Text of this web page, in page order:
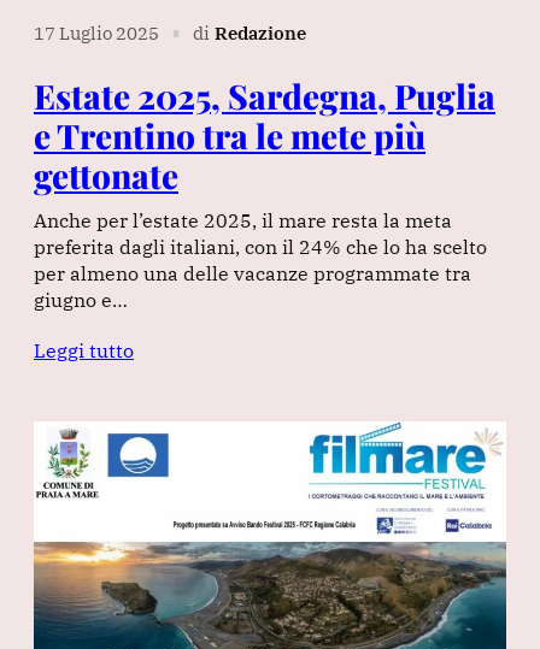
17 Luglio 2025 ∎ di Redazione
Estate 2025, Sardegna, Puglia
e Trentino tra le mete più
gettonate
Anche per l’estate 2025, il mare resta la meta
preferita dagli italiani, con il 24% che lo ha scelto
per almeno una delle vacanze programmate tra
giugno e…
Leggi tutto